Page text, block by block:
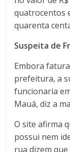
quatrocentos
quarenta
Suspeita de
Embora
prefeitura, a
funcionaria
Mauá, diz a
O site afirma
possui nem
rua dizem